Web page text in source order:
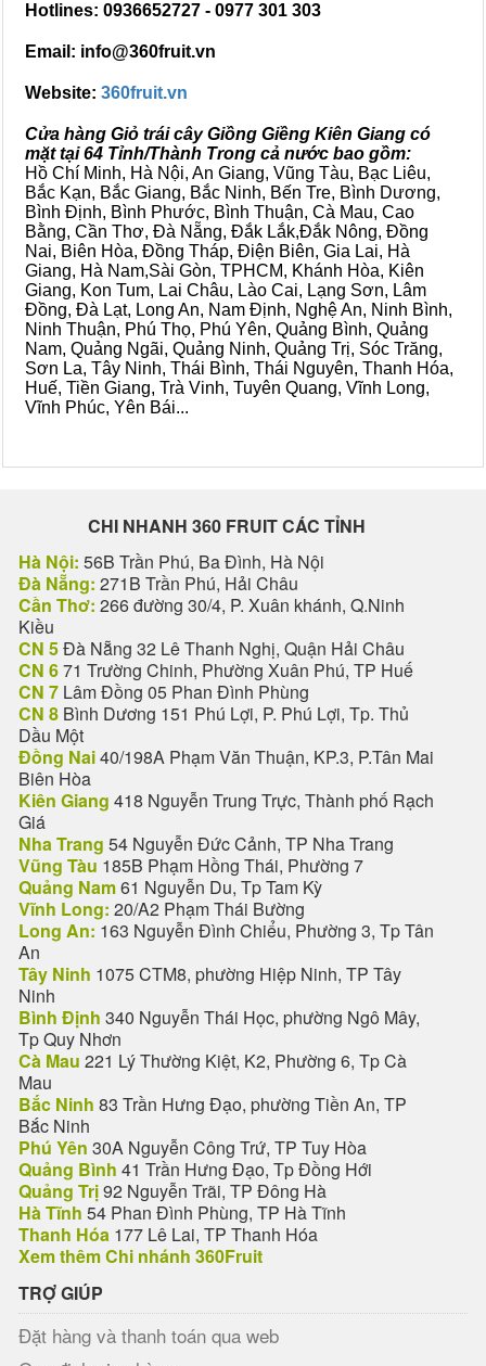
Hotlines: 0936652727 - 0977 301 303
Email: info@360fruit.vn
Website: 360fruit.vn
Cửa hàng Giỏ trái cây Giồng Giềng Kiên Giang có
mặt tại 64 Tỉnh/Thành Trong cả nước bao gồm:
Hồ Chí Minh, Hà Nội, An Giang, Vũng Tàu, Bạc Liêu,
Bắc Kạn, Bắc Giang, Bắc Ninh, Bến Tre, Bình Dương,
Bình Định, Bình Phước, Bình Thuận, Cà Mau, Cao
Bằng, Cần Thơ, Đà Nẵng, Đắk Lắk,Đắk Nông, Đồng
Nai, Biên Hòa, Đồng Tháp, Điện Biên, Gia Lai, Hà
Giang, Hà Nam,Sài Gòn, TPHCM, Khánh Hòa, Kiên
Giang, Kon Tum, Lai Châu, Lào Cai, Lạng Sơn, Lâm
Đồng, Đà Lạt, Long An, Nam Định, Nghệ An, Ninh Bình,
Ninh Thuận, Phú Thọ, Phú Yên, Quảng Bình, Quảng
Nam, Quảng Ngãi, Quảng Ninh, Quảng Trị, Sóc Trăng,
Sơn La, Tây Ninh, Thái Bình, Thái Nguyên, Thanh Hóa,
Huế, Tiền Giang, Trà Vinh, Tuyên Quang, Vĩnh Long,
Vĩnh Phúc, Yên Bái...
CHI NHANH 360 FRUIT CÁC TỈNH
Hà Nội: 56B Trần Phú, Ba Đình, Hà Nội
Đà Nẵng: 271B Trần Phú, Hải Châu
Cần Thơ: 266 đường 30/4, P. Xuân khánh, Q.Ninh
Kiều
CN 5Đà Nẵng 32 Lê Thanh Nghị, Quận Hải Châu
CN 671 Trường Chinh, Phường Xuân Phú, TP Huế
CN 7 Lâm Đồng 05 Phan Đình Phùng
CN 8 Bình Dương 151 Phú Lợi, P. Phú Lợi, Tp. Thủ
Dầu Một
Đồng Nai40/198A Phạm Văn Thuận, KP.3, P.Tân Mai
Biên Hòa
Kiên Giang 418 Nguyễn Trung Trực, Thành phố Rạch
Giá
Nha Trang 54 Nguyễn Đức Cảnh, TP Nha Trang
Vũng Tàu 185B Phạm Hồng Thái, Phường 7
Quảng Nam61 Nguyễn Du, Tp Tam Kỳ
Vĩnh Long: 20/A2 Phạm Thái Bường
Long An: 163 Nguyễn Đình Chiểu, Phường 3, Tp Tân
An
Tây Ninh 1075 CTM8, phường Hiệp Ninh, TP Tây
Ninh
Bình Định 340 Nguyễn Thái Học, phường Ngô Mây,
Tp Quy Nhơn
Cà Mau 221 Lý Thường Kiệt, K2, Phường 6, Tp Cà
Mau
Bắc Ninh 83 Trần Hưng Đạo, phường Tiền An, TP
Bắc Ninh
Phú Yên 30A Nguyễn Công Trứ, TP Tuy Hòa
Quảng Bình 41 Trần Hưng Đạo, Tp Đồng Hới
Quảng Trị92 Nguyễn Trãi, TP Đông Hà
Hà Tĩnh 54 Phan Đình Phùng, TP Hà Tĩnh
Thanh Hóa 177 Lê Lai, TP Thanh Hóa
Xem thêm Chi nhánh 360Fruit
TRỢ GIÚP
Đặt hàng và thanh toán qua web